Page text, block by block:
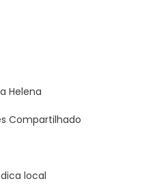
Helena
Compartilhado
local